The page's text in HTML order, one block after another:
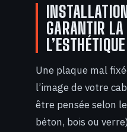
GARANTIR
L’ESTHÉTIQUE
Une plaque mal
l’image de votre
être pensée selon
béton, bois ou